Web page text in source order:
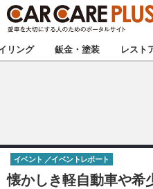
★カーケアプラス認定★ 厳
甲信越
東海
リング 鈑金・塗装 レスト
懐かしき軽自動車や
イベント イベントレポート